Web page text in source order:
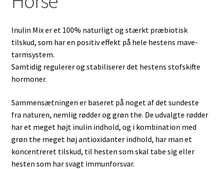
Inulin Mix er et 100% naturligt og stærkt præbiotisk
tilskud, som har en positiv effekt på hele hestens mave-
tarmsystem.
Samtidig regulerer og stabiliserer det hestens stofskifte
hormoner.
Sammensætningen er baseret på noget af det sundeste
fra naturen, nemlig rødder og grøn the. De udvalgte rødder
har et meget højt inulin indhold, og i kombination med
grøn the meget høj antioxidanter indhold, har man et
koncentreret tilskud, til hesten som skal tabe sig eller
hesten som har svagt immunforsvar.